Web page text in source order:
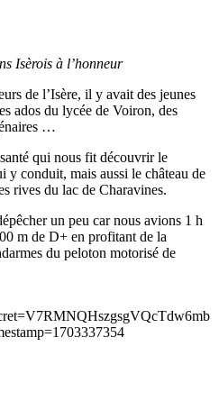
Isèrois à l’honneur
de l’Isère, il y avait des jeunes
ados du lycée de Voiron, des
…
qui nous fit découvrir le
y conduit, mais aussi le château de
rives du lac de Charavines.
un peu car nous avions 1 h
m de D+ en profitant de la
du peloton motorisé de